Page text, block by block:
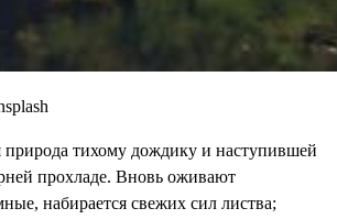
природа тихому дождику и наступившей
прохладе. Вновь оживают
набирается свежих сил листва;